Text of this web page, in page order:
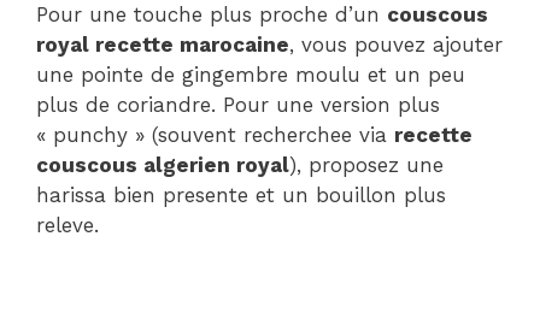
Pour une touche plus proche d’un couscous
royal recette marocaine, vous pouvez ajouter
une pointe de gingembre moulu et un peu
plus de coriandre. Pour une version plus
« punchy » (souvent recherchee via recette
couscous algerien royal), proposez une
harissa bien presente et un bouillon plus
releve.